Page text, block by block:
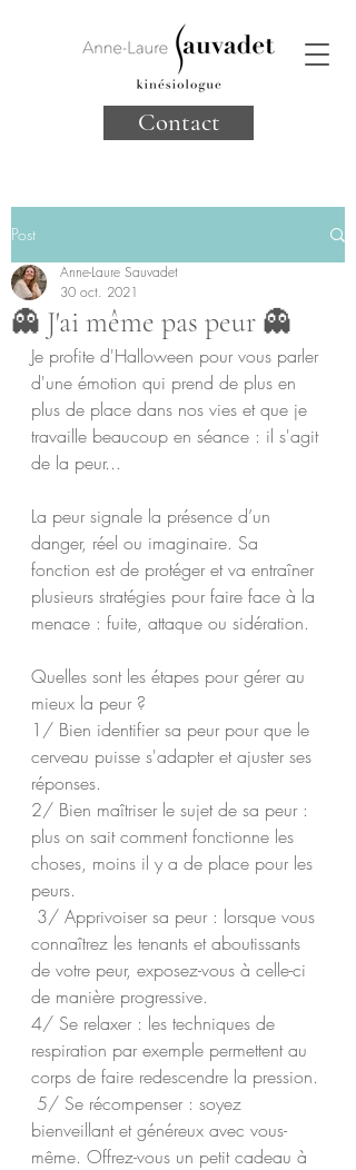
Contact
Post
👻 J'ai même pas peur 👻
Anne-Laure Sauvadet
30 oct. 2021
Je profite d'Halloween pour vous parler
d'une émotion qui prend de plus en
plus de place dans nos vies et que je
travaille beaucoup en séance : il s'agit
de la peur...
La peur signale la présence d’un
danger, réel ou imaginaire. Sa
fonction est de protéger et va entraîner
plusieurs stratégies pour faire face à la
menace : fuite, attaque ou sidération.
Quelles sont les étapes pour gérer au
mieux la peur ?
1/ Bien identifier sa peur pour que le
cerveau puisse s'adapter et ajuster ses
réponses.
2/ Bien maîtriser le sujet de sa peur :
plus on sait comment fonctionne les
choses, moins il y a de place pour les
peurs.
connaîtrez les tenants et aboutissants
de votre peur, exposez-vous à celle-ci
de manière progressive.
4/ Se relaxer : les techniques de
respiration par exemple permettent au
corps de faire redescendre la pression.
bienveillant et généreux avec vous-
même. Offrez-vous un petit cadeau à